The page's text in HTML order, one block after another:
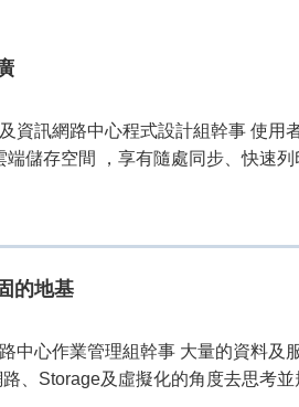
資訊網路中心程式設計組幹事 使
儲存空間 ，享有隨處同步、快速
的地基
中心作業管理組幹事 大量的資料
、Storage及虛擬化的角度去思考